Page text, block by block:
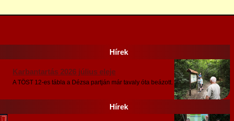
Hírek
Karbantartás 2026 július eleje
A TÖST 12-es tábla a Dézsa partján már tavaly óta beázott.
Hírek